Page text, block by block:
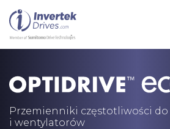
Przemienniki częstotliwości
i wentylatorów